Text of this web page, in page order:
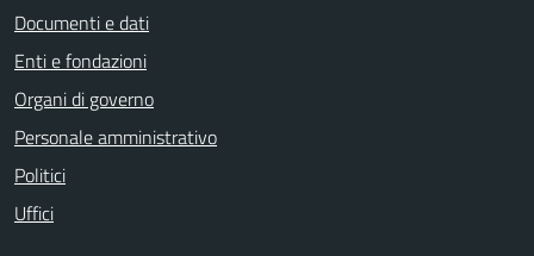
Documenti e dati
Enti e fondazioni
Organi di governo
Personale amministrativo
Politici
Uffici